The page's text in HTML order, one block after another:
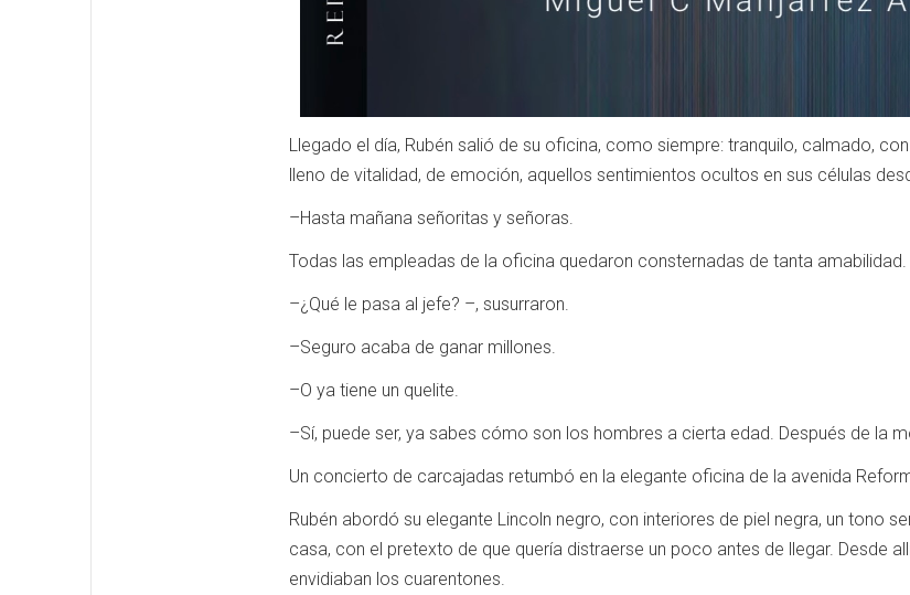
Llegado el día, Rubén salió de su oficina, como siempre: tranquilo, calmado,
lleno de vitalidad, de emoción, aquellos sentimientos ocultos en sus células
–Hasta mañana señoritas y señoras.
Todas las empleadas de la oficina quedaron consternadas de tanta amabilidad.
–¿Qué le pasa al jefe? –, susurraron.
–Seguro acaba de ganar millones.
–O ya tiene un quelite.
–Sí, puede ser, ya sabes cómo son los hombres a cierta edad. Después de la
Un concierto de carcajadas retumbó en la elegante oficina de la avenida
Rubén abordó su elegante Lincoln negro, con interiores de piel negra, un tono
casa, con el pretexto de que quería distraerse un poco antes de llegar. Desde
envidiaban los cuarentones.